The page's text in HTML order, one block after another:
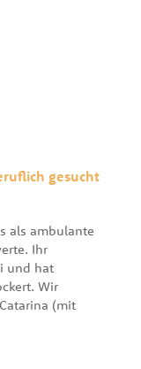
gesucht
als ambulante
Ihr
und hat
Wir
(mit